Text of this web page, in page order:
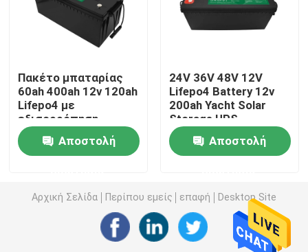
Lifepo4 μπαταρία Powerwall
LiFePO4 ηλιακή μπαταρία
Μπαταρία rv Lifepo4
Lifepo4 επαναφορτιζόμενη μπαταρία
Βαθιά μπαταρία κύκλων LiFePO4
Πακέτο μπαταρίας
60ah 400ah 12v 120ah
Lifepo4 με
εξισορρόπηση
μπαταριών Bluetooth
Bms
Αποστολή
24V 36V 48V 12V
Lifepo4 Battery 12v
200ah Yacht Solar
Storage UPS
Αποστολή
Αρχική Σελίδα Περίπου εμείς επαφή Desktop Site